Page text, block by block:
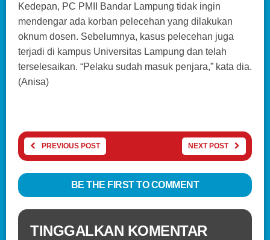
Kedepan, PC PMII Bandar Lampung tidak ingin
mendengar ada korban pelecehan yang dilakukan
oknum dosen. Sebelumnya, kasus pelecehan juga
terjadi di kampus Universitas Lampung dan telah
terselesaikan. “Pelaku sudah masuk penjara,” kata dia.
(Anisa)
PREVIOUS POST NEXT POST
BE THE FIRST TO COMMENT
TINGGALKAN KOMENTAR